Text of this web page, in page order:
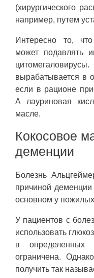
(хирургического
например, путем
Интересно то,
может подавлять
вырабатывается в
если в рационе
А лауриновая
масле.
Кокосовое
деменции
Болезнь
причиной
основном у
У пациентов с
использовать
в определенных
ограничена.
получить так